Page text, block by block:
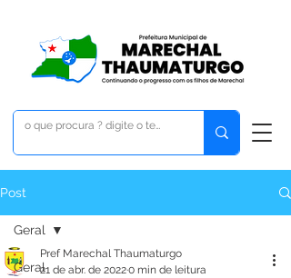
Post
Geral
Geral
Pref Marechal Thaumaturgo
21 de abr. de 20220 min de leitura